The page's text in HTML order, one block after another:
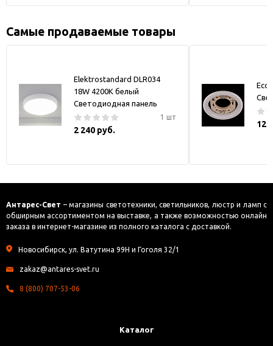
Самые продаваемые товары
Elektrostandard DLR034
18W 4200K белый
Светодиодная панель
1 шт
2 240 руб.
Антарес-Свет – магазины светотехники, светильников, люстр и ламп с
обширным ассортиментом на выставке, а также возможностью онлайн
заказа в интернет-магазине из полного каталога с доставкой.
Новосибирск, ул. Ватутина 99Н и Гоголя 32/1
zakaz@antares-svet.ru
8 (800) 707-53-06
Каталог